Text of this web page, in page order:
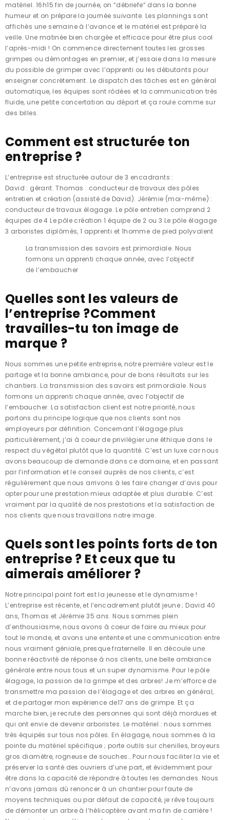
matériel. 16h15 fin de journée, on “débriefe” dans la bonne
humeur et on prépare la journée suivante. Les plannings sont
affichés une semaine à l’avance et le matériel est préparé la
veille. Une matinée bien chargée et efficace pour être plus cool
l’après-midi ! On commence directement toutes les grosses
grimpes ou démontages en premier, et j’essaie dans la mesure
du possible de grimper avec l’apprenti ou les débutants pour
enseigner concrètement. Le dispatch des tâches est en général
automatique, les équipes sont rôdées et la communication très
fluide, une petite concertation au départ et ça roule comme sur
des billes.
Comment est structurée ton
entreprise ?
L’entreprise est structurée autour de 3 encadrants :
David : gérant. Thomas : conducteur de travaux des pôles
entretien et création (assisté de David). Jérémie (moi-même) :
conducteur de travaux élagage. Le pôle entretien comprend 2
équipes de 4 Le pôle création 1 équipe de 2 ou 3 Le pôle élagage
3 arboristes diplômés, 1 apprenti et 1homme de pied polyvalent
La transmission des savoirs est primordiale. Nous
formons un apprenti chaque année, avec l’objectif
de l’embaucher
Quelles sont les valeurs de
l’entreprise ?Comment
travailles-tu ton image de
marque ?
Nous sommes une petite entreprise, notre première valeur est le
partage et la bonne ambiance, pour de bons résultats sur les
chantiers. La transmission des savoirs est primordiale. Nous
formons un apprenti chaque année, avec l’objectif de
l’embaucher. La satisfaction client est notre priorité, nous
partons du principe logique que nos clients sont nos
employeurs par définition. Concernant l’élagage plus
particulièrement, j’ai à coeur de privilégier une éthique dans le
respect du végétal plutôt que la quantité. C’est un luxe car nous
avons beaucoup de demande dans ce domaine, et en passant
par l’information et le conseil auprès de nos clients, c’est
régulièrement que nous arrivons à les faire changer d’avis pour
opter pour une prestation mieux adaptée et plus durable. C’est
vraiment par la qualité de nos prestations et la satisfaction de
nos clients que nous travaillons notre image.
Quels sont les points forts de ton
entreprise ? Et ceux que tu
aimerais améliorer ?
Notre principal point fort est la jeunesse et le dynamisme !
L’entreprise est récente, et l’encadrement plutôt jeune ; David 40
ans, Thomas et Jérémie 35 ans. Nous sommes plein
d’enthousiasme, nous avons à coeur de faire au mieux pour
tout le monde, et avons une entente et une communication entre
nous vraiment géniale, presque fraternelle. Il en découle une
bonne réactivité de réponse à nos clients, une belle ambiance
générale entre nous tous et un super dynamisme. Pour le pôle
élagage, la passion de la grimpe et des arbres! Je m’efforce de
transmettre ma passion de l’élagage et des arbres en général,
et de partager mon expérience de17 ans de grimpe. Et ça
marche bien, je recrute des personnes qui sont déjà mordues et
qui ont envie de devenir arboristes. Le matériel : nous sommes
très équipés sur tous nos pôles. En élagage, nous sommes à la
pointe du matériel spécifique ; porte outils sur chenilles, broyeurs
gros diamètre, rogneuse de souches… Pour nous faciliter la vie et
préserver la santé des ouvriers d’une part, et évidemment pour
être dans la capacité de répondre à toutes les demandes. Nous
n’avons jamais dû renoncer à un chantier pour faute de
moyens techniques ou par défaut de capacité, je rêve toujours
de démonter un arbre à l’hélicoptère avant ma fin de carrière !